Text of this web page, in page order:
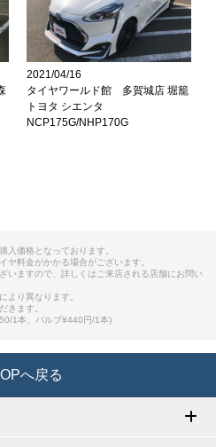
2021/04/16
タイヤワールド館 多賀城店 堀籠
トヨタ シエンタ
NCP175G/NHP170G
入価格となっております。
ヤ料金がかかる場合がございます。
いますので、詳しくはご来店される店舗にお問い
より異なります。
きます。
1本、バルブ¥440円/1本)
へ戻る